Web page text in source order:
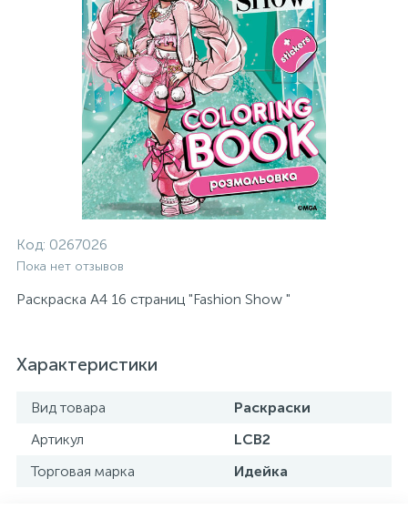
Код: 0267026
Пока нет отзывов
Раскраска А4 16 страниц "Fashion Show "
Характеристики
Вид товара
Раскраски
Артикул
LCB2
Торговая марка
Идейка